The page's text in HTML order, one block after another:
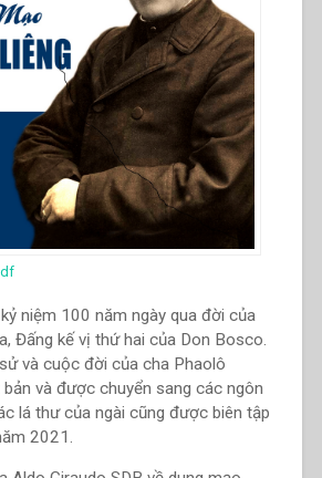
niệm 100 năm ngày qua đời của
Đấng kế vị thứ hai của Don Bosco.
và cuộc đời của cha Phaolô
và được chuyển sang các ngôn
lá thư của ngài cũng được biên tập
2021.